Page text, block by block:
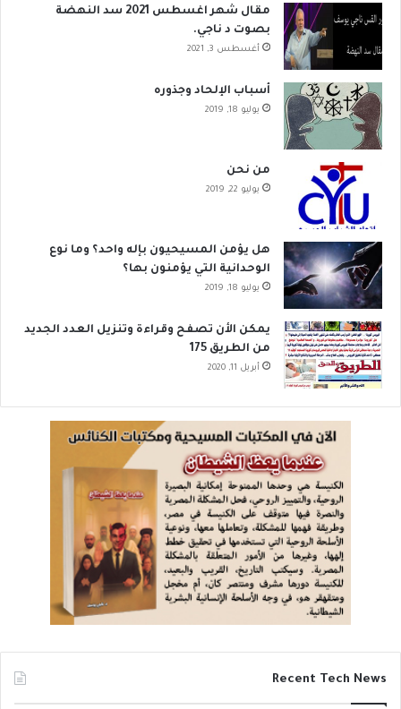
مقال شهر اغسطس 2021 سد النهضة
بصوت د ناجي.
أغسطس 3, 2021
أسباب الإلحاد وجذوره
يوليو 18, 2019
من نحن
يوليو 22, 2019
هل يؤمن المسيحيون بإله واحد؟ وما نوع
الوحدانية التي يؤمنون بها؟
يوليو 18, 2019
يمكن الأن تصفح وقراءة وتنزيل العدد الجديد
من الطريق 175
أبريل 11, 2020
Recent Tech News